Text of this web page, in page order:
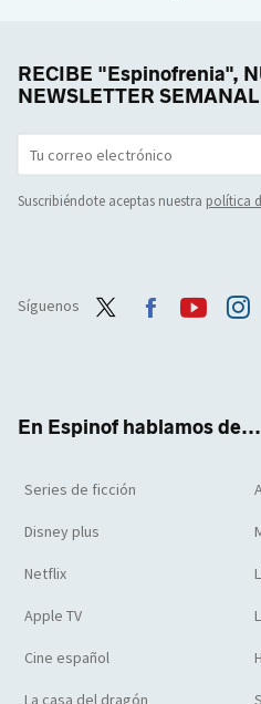
RECIBE "Espinofrenia",
NEWSLETTER SEMANAL
Suscribiéndote aceptas nuestra política
Síguenos
En Espinof hablamos de...
Series de ficción
Disney plus
Netflix
Apple TV
Cine español
La casa del dragón